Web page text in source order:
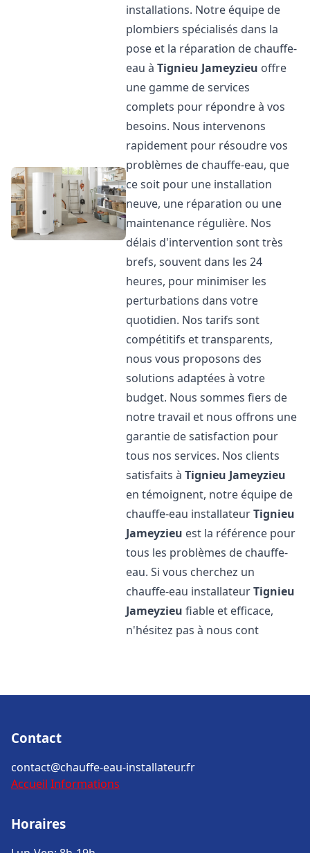
installations. Notre équipe de
plombiers spécialisés dans la
pose et la réparation de chauffe-
eau àTignieu Jameyzieu offre
une gamme de services
complets pour répondre à vos
besoins. Nous intervenons
rapidement pour résoudre vos
problèmes de chauffe-eau, que
ce soit pour une installation
neuve, une réparation ou une
maintenance régulière. Nos
délais d'intervention sont très
brefs, souvent dans les 24
heures, pour minimiser les
perturbations dans votre
quotidien. Nos tarifs sont
compétitifs et transparents,
nous vous proposons des
solutions adaptées à votre
budget. Nous sommes fiers de
notre travail et nous offrons une
garantie de satisfaction pour
tous nos services. Nos clients
satisfaits àTignieu Jameyzieu
en témoignent, notre équipe de
chauffe-eau installateurTignieu
Jameyzieu est la référence pour
tous les problèmes de chauffe-
eau. Si vous cherchez un
chauffe-eau installateurTignieu
Jameyzieu fiable et efficace,
n'hésitez pas à nous cont
Contact
contact@chauffe-eau-installateur.fr
Accueil Informations
Horaires